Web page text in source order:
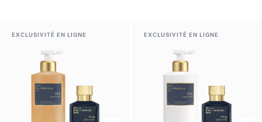
EXCLUSIVITÉ EN LIGNE EXCLUSIVITÉ EN LIGNE